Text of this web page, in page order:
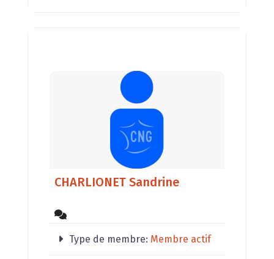
CHARLIONET Sandrine
Type de membre: Membre actif